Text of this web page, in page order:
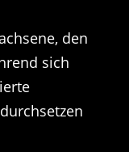
den
sich